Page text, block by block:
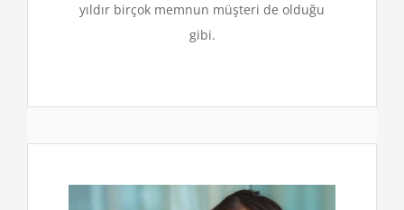
yıldır birçok memnun müşteri de olduğu
gibi.